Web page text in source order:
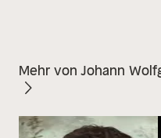
Mehr von Johann